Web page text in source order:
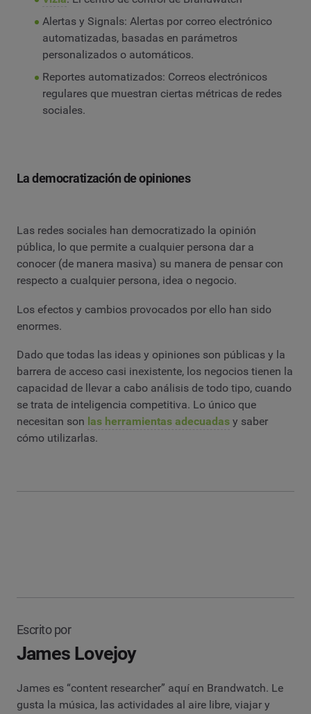
Alertas y Signals: Alertas por correo electrónico
automatizadas, basadas en parámetros
personalizados o automáticos.
Reportes automatizados: Correos electrónicos
regulares que muestran ciertas métricas de redes
sociales.
La democratización de opiniones
Las redes sociales han democratizado la opinión
pública, lo que permite a cualquier persona dar a
conocer (de manera masiva) su manera de pensar con
respecto a cualquier persona, idea o negocio.
Los efectos y cambios provocados por ello han sido
enormes.
Dado que todas las ideas y opiniones son públicas y la
barrera de acceso casi inexistente, los negocios tienen la
capacidad de llevar a cabo análisis de todo tipo, cuando
se trata de inteligencia competitiva. Lo único que
necesitan son las herramientas adecuadas y saber
cómo utilizarlas.
Escrito por
James Lovejoy
James es “content researcher” aquí en Brandwatch. Le
gusta la música, las actividades al aire libre, viajar y